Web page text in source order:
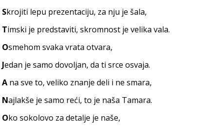
Skrojiti lepu prezentaciju, za nju je šala,
Timski je predstaviti, skromnost je velika vala.
Osmehom svaka vrata otvara,
Jedan je samo dovoljan, da ti srce osvaja.
A na sve to, veliko znanje deli i ne smara,
Najlakše je samo reći, to je naša Tamara.
Oko sokolovo za detalje je naše,